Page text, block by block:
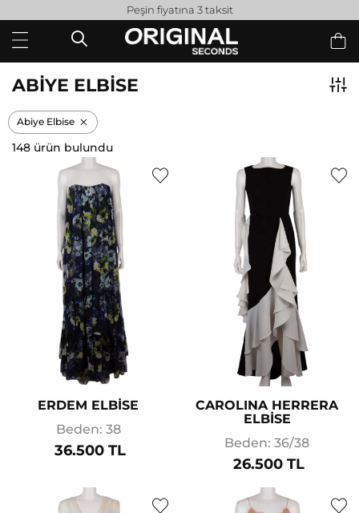
Peşin fiyatına 3 taksit
ABIYE ELBISE
Abiye Elbise
148 ürün bulundu
ERDEM ELBİSE
Beden: 38
36.500 TL
CAROLINA HERRERA
ELBİSE
Beden: 36/38
26.500 TL